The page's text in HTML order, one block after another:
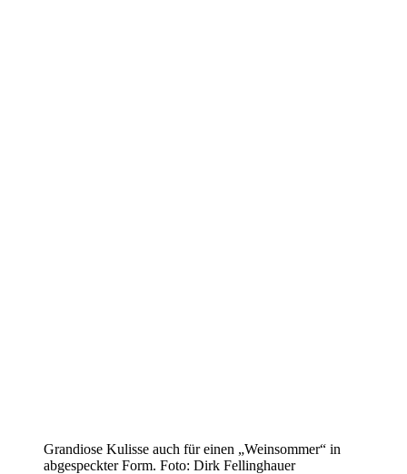
Grandiose Kulisse auch für einen „Weinsommer“ in
abgespeckter Form. Foto: Dirk Fellinghauer